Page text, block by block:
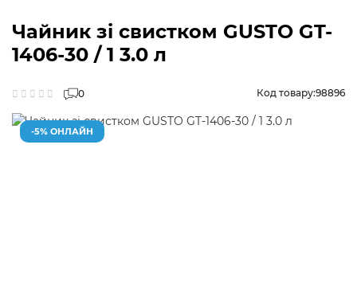
Чайник зі свистком GUSTO GT-
1406-30 / 1 3.0 л
0 Код товару:98896
-5% ОНЛАЙН